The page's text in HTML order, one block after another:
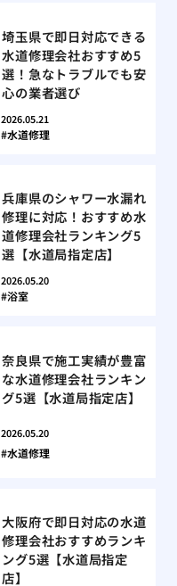
埼玉県で即日対応できる
水道修理会社おすすめ5
選！急なトラブルでも安
心の業者選び
2026.05.21
水道修理
兵庫県のシャワー水漏れ
修理に対応！おすすめ水
道修理会社ランキング5
選【水道局指定店】
2026.05.20
浴室
奈良県で施工実績が豊富
な水道修理会社ランキン
グ5選【水道局指定店】
2026.05.20
水道修理
大阪府で即日対応の水道
修理会社おすすめランキ
ング5選【水道局指定
店】